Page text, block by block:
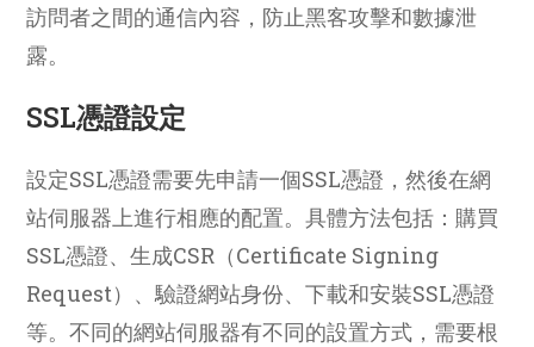
訪問者之間的通信內容，防止黑客攻擊和數據泄
露。
SSL憑證設定
設定SSL憑證需要先申請一個SSL憑證，然後在網
站伺服器上進行相應的配置。具體方法包括：購買
SSL憑證、生成CSR（Certificate Signing
Request）、驗證網站身份、下載和安裝SSL憑證
等。不同的網站伺服器有不同的設置方式，需要根